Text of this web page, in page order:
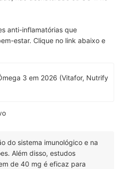
anti-inflamatórias que
estar. Clique no link abaixo e
3 em 2026 (Vitafor, Nutrify
do sistema imunológico e na
Além disso, estudos
de 40 mg é eficaz para